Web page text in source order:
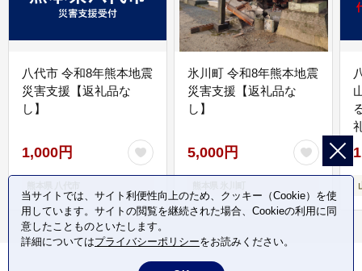
八代市 令和8年熊本地震
災害支援【返礼品な
し】
1,000円
氷川町 令和8年熊本地震
災害支援【返礼品な
し】
5,000円
当サイトでは、サイト利便性向上のため、クッキー（Cookie）を使
用しています。サイトの閲覧を継続された場合、Cookieの利用に同
意したことものといたします。
詳細についてはプライバシーポリシーをお読みください。